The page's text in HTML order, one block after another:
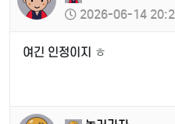
2026-06-14
여긴 인정이지 ㅎ